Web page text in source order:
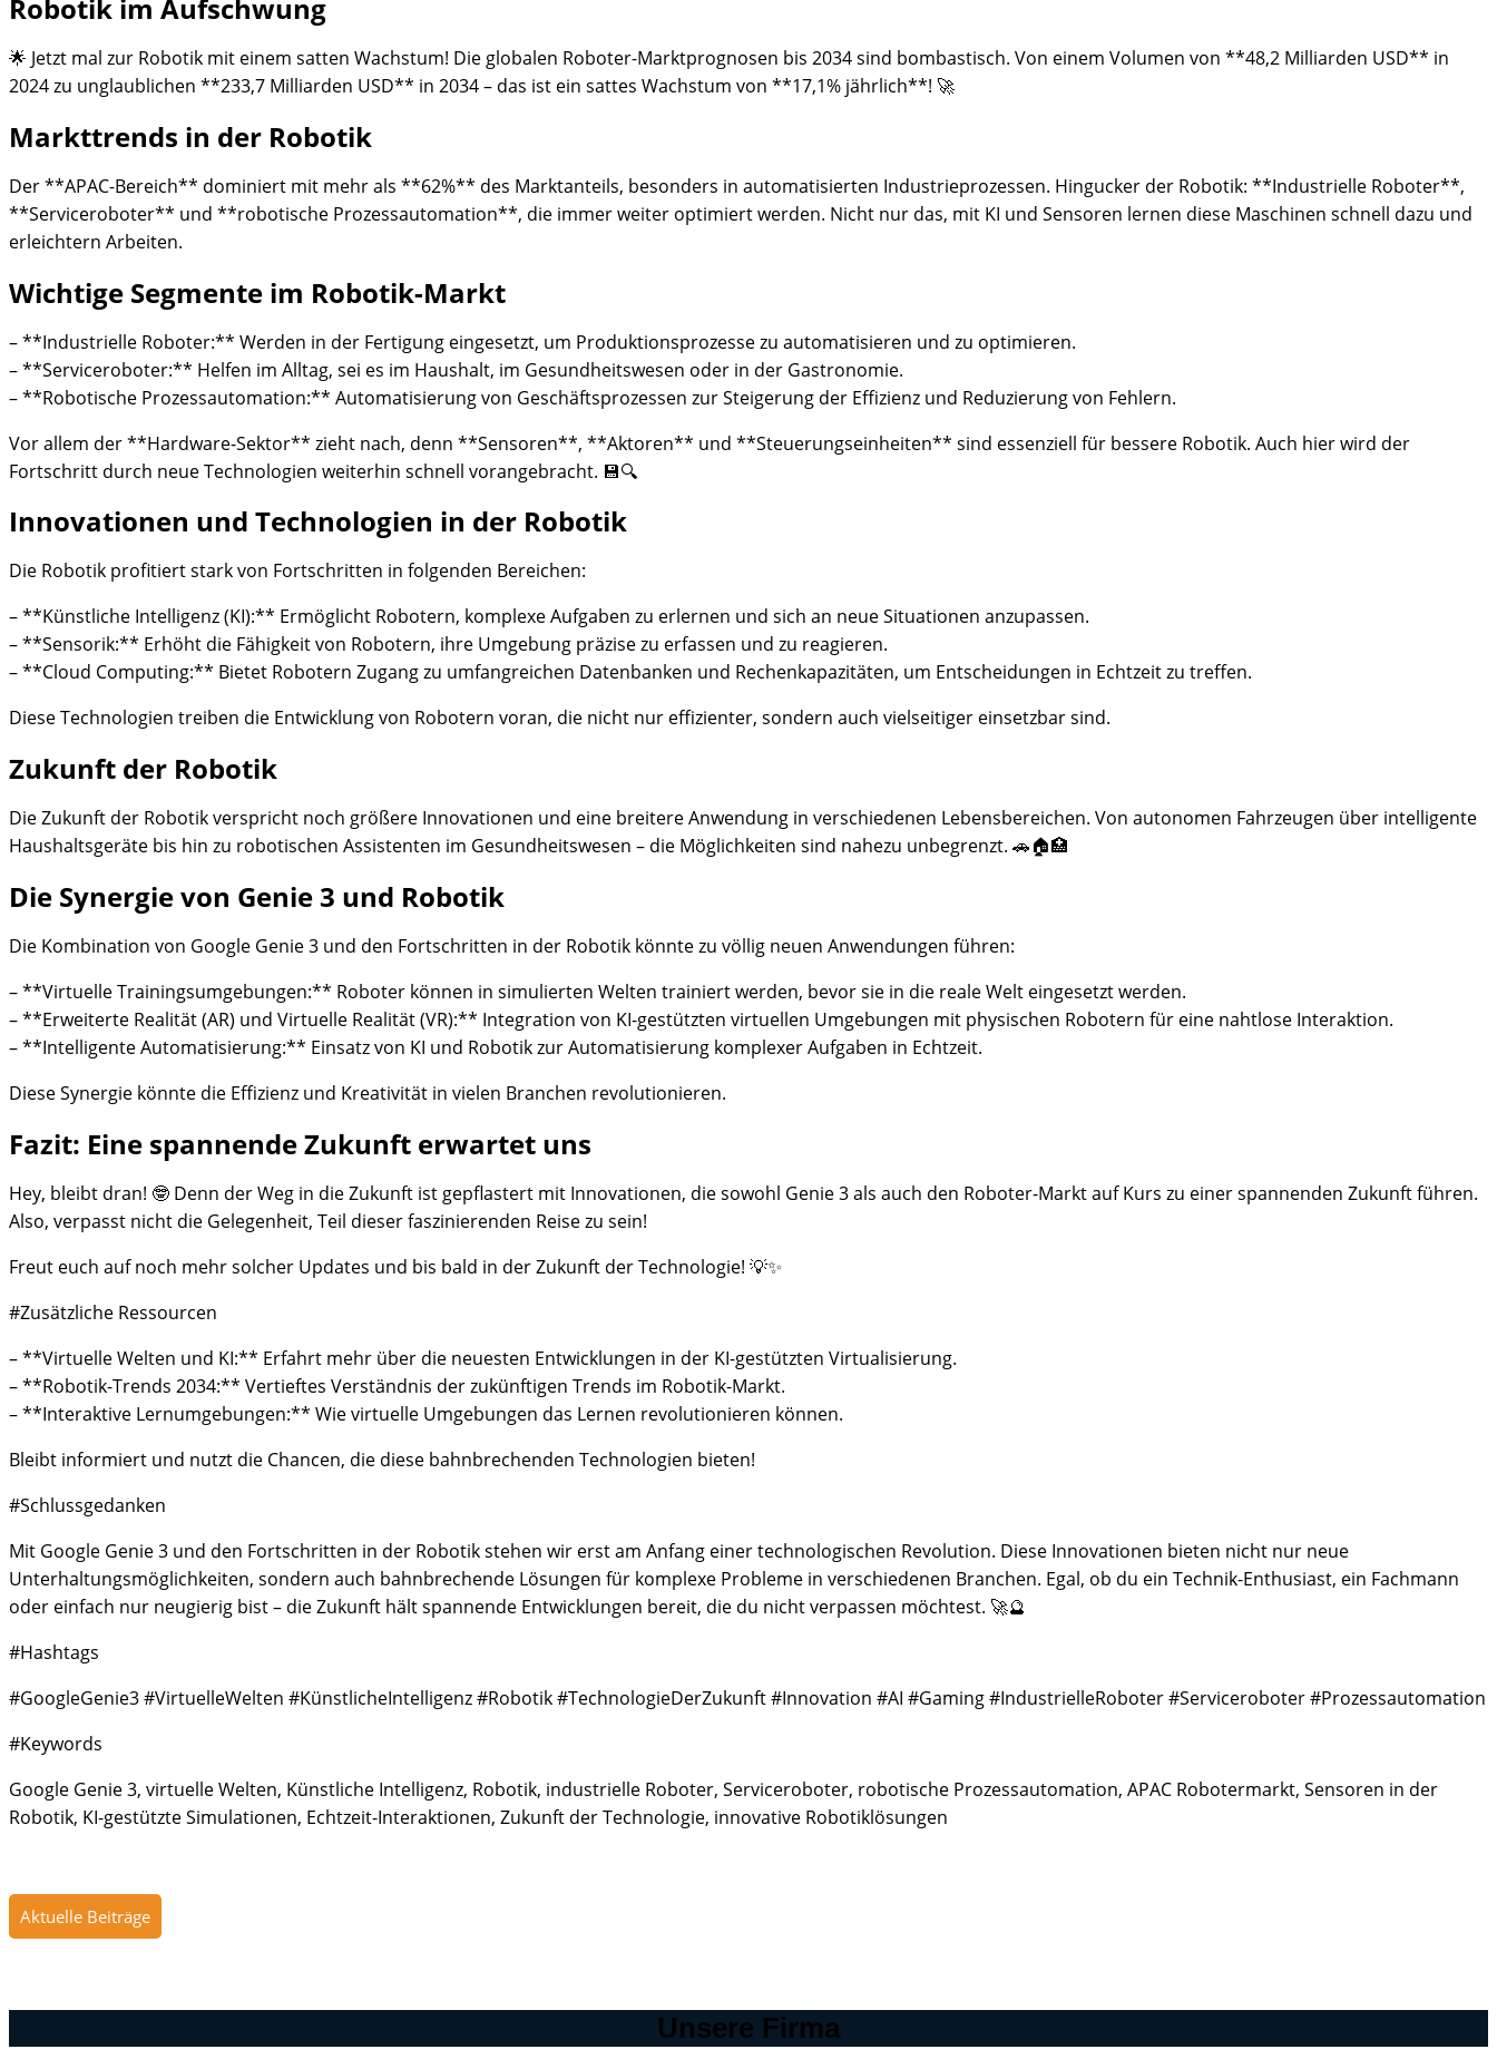
Robotik im Aufschwung
🌟 Jetzt mal zur Robotik mit einem satten Wachstum! Die globalen Roboter-Marktprognosen bis 2034 sind bombastisch. Von einem Volumen von **48,2 Milliarden USD** in
2024 zu unglaublichen **233,7 Milliarden USD** in 2034 – das ist ein sattes Wachstum von **17,1% jährlich**! 🚀
Markttrends in der Robotik
Der **APAC-Bereich** dominiert mit mehr als **62%** des Marktanteils, besonders in automatisierten Industrieprozessen. Hingucker der Robotik: **Industrielle Roboter**,
**Serviceroboter** und **robotische Prozessautomation**, die immer weiter optimiert werden. Nicht nur das, mit KI und Sensoren lernen diese Maschinen schnell dazu und
erleichtern Arbeiten.
Wichtige Segmente im Robotik-Markt
– **Industrielle Roboter:** Werden in der Fertigung eingesetzt, um Produktionsprozesse zu automatisieren und zu optimieren.
– **Serviceroboter:** Helfen im Alltag, sei es im Haushalt, im Gesundheitswesen oder in der Gastronomie.
– **Robotische Prozessautomation:** Automatisierung von Geschäftsprozessen zur Steigerung der Effizienz und Reduzierung von Fehlern.
Vor allem der **Hardware-Sektor** zieht nach, denn **Sensoren**, **Aktoren** und **Steuerungseinheiten** sind essenziell für bessere Robotik. Auch hier wird der
Fortschritt durch neue Technologien weiterhin schnell vorangebracht. 💾🔍
Innovationen und Technologien in der Robotik
Die Robotik profitiert stark von Fortschritten in folgenden Bereichen:
– **Künstliche Intelligenz (KI):** Ermöglicht Robotern, komplexe Aufgaben zu erlernen und sich an neue Situationen anzupassen.
– **Sensorik:** Erhöht die Fähigkeit von Robotern, ihre Umgebung präzise zu erfassen und zu reagieren.
– **Cloud Computing:** Bietet Robotern Zugang zu umfangreichen Datenbanken und Rechenkapazitäten, um Entscheidungen in Echtzeit zu treffen.
Diese Technologien treiben die Entwicklung von Robotern voran, die nicht nur effizienter, sondern auch vielseitiger einsetzbar sind.
Zukunft der Robotik
Die Zukunft der Robotik verspricht noch größere Innovationen und eine breitere Anwendung in verschiedenen Lebensbereichen. Von autonomen Fahrzeugen über intelligente
Haushaltsgeräte bis hin zu robotischen Assistenten im Gesundheitswesen – die Möglichkeiten sind nahezu unbegrenzt. 🚗🏠🏥
Die Synergie von Genie 3 und Robotik
Die Kombination von Google Genie 3 und den Fortschritten in der Robotik könnte zu völlig neuen Anwendungen führen:
– **Virtuelle Trainingsumgebungen:** Roboter können in simulierten Welten trainiert werden, bevor sie in die reale Welt eingesetzt werden.
– **Erweiterte Realität (AR) und Virtuelle Realität (VR):** Integration von KI-gestützten virtuellen Umgebungen mit physischen Robotern für eine nahtlose Interaktion.
– **Intelligente Automatisierung:** Einsatz von KI und Robotik zur Automatisierung komplexer Aufgaben in Echtzeit.
Diese Synergie könnte die Effizienz und Kreativität in vielen Branchen revolutionieren.
Fazit: Eine spannende Zukunft erwartet uns
Hey, bleibt dran! 🤓 Denn der Weg in die Zukunft ist gepflastert mit Innovationen, die sowohl Genie 3 als auch den Roboter-Markt auf Kurs zu einer spannenden Zukunft führen.
Also, verpasst nicht die Gelegenheit, Teil dieser faszinierenden Reise zu sein!
Freut euch auf noch mehr solcher Updates und bis bald in der Zukunft der Technologie! 💡✨
#Zusätzliche Ressourcen
– **Virtuelle Welten und KI:** Erfahrt mehr über die neuesten Entwicklungen in der KI-gestützten Virtualisierung.
– **Robotik-Trends 2034:** Vertieftes Verständnis der zukünftigen Trends im Robotik-Markt.
– **Interaktive Lernumgebungen:** Wie virtuelle Umgebungen das Lernen revolutionieren können.
Bleibt informiert und nutzt die Chancen, die diese bahnbrechenden Technologien bieten!
#Schlussgedanken
Mit Google Genie 3 und den Fortschritten in der Robotik stehen wir erst am Anfang einer technologischen Revolution. Diese Innovationen bieten nicht nur neue
Unterhaltungsmöglichkeiten, sondern auch bahnbrechende Lösungen für komplexe Probleme in verschiedenen Branchen. Egal, ob du ein Technik-Enthusiast, ein Fachmann
oder einfach nur neugierig bist – die Zukunft hält spannende Entwicklungen bereit, die du nicht verpassen möchtest. 🚀🔮
#Hashtags
#GoogleGenie3 #VirtuelleWelten #KünstlicheIntelligenz #Robotik #TechnologieDerZukunft #Innovation #AI #Gaming #IndustrielleRoboter #Serviceroboter #Prozessautomation
#Keywords
Google Genie 3, virtuelle Welten, Künstliche Intelligenz, Robotik, industrielle Roboter, Serviceroboter, robotische Prozessautomation, APAC Robotermarkt, Sensoren in der
Robotik, KI-gestützte Simulationen, Echtzeit-Interaktionen, Zukunft der Technologie, innovative Robotiklösungen
Aktuelle Beiträge
Unsere Firma